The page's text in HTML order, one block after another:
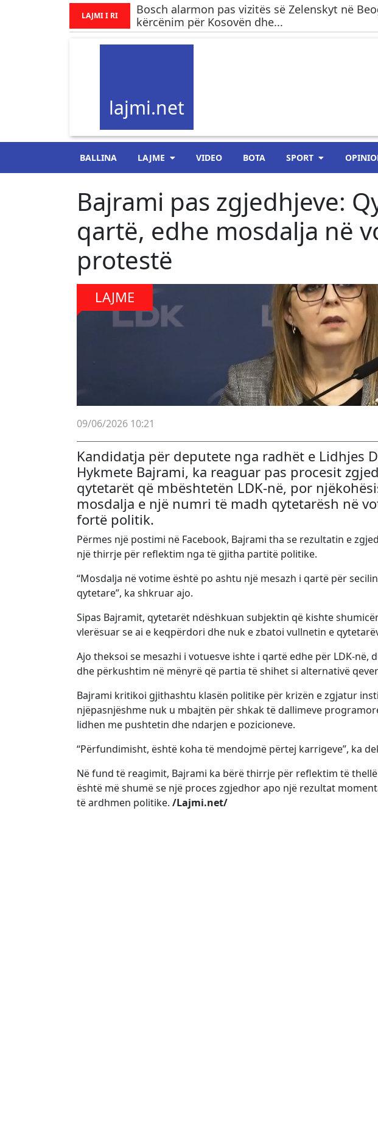
LAJMI I RI
Bosch alarmon pas vizitës së Zelenskyt në
kërcënim për Kosovën dhe...
lajmi.net
BALLINA LAJME VIDEO BOTA SPORT
Bajrami pas zgjedhjeve:
qartë, edhe mosdalja në
protestë
LAJME
09/06/2026 10:21
Kandidatja për deputete nga radhët e Lidhjes
Hykmete Bajrami, ka reaguar pas procesit
qytetarët që mbështetën LDK-në, por
mosdalja e një numri të madh qytetarësh në
fortë politik.
Përmes një postimi në Facebook, Bajrami tha se rezultatin e
një thirrje për reflektim nga të gjitha partitë politike.
“Mosdalja në votime është po ashtu një mesazh i qartë për
qytetare”, ka shkruar ajo.
Sipas Bajramit, qytetarët ndëshkuan subjektin që kishte
vlerësuar se ai e keqpërdori dhe nuk e zbatoi vullnetin e
Ajo theksoi se mesazhi i votuesve ishte i qartë edhe për LDK-
dhe përkushtim në mënyrë që partia të shihet si alternativë
Bajrami kritikoi gjithashtu klasën politike për krizën e zgjatur
njëpasnjëshme nuk u mbajtën për shkak të dallimeve
lidhen me pushtetin dhe ndarjen e pozicioneve.
“Përfundimisht, është koha të mendojmë përtej karrigeve”, ka
Në fund të reagimit, Bajrami ka bërë thirrje për reflektim të
është më shumë se një proces zgjedhor apo një rezultat
të ardhmen politike. /Lajmi.net/